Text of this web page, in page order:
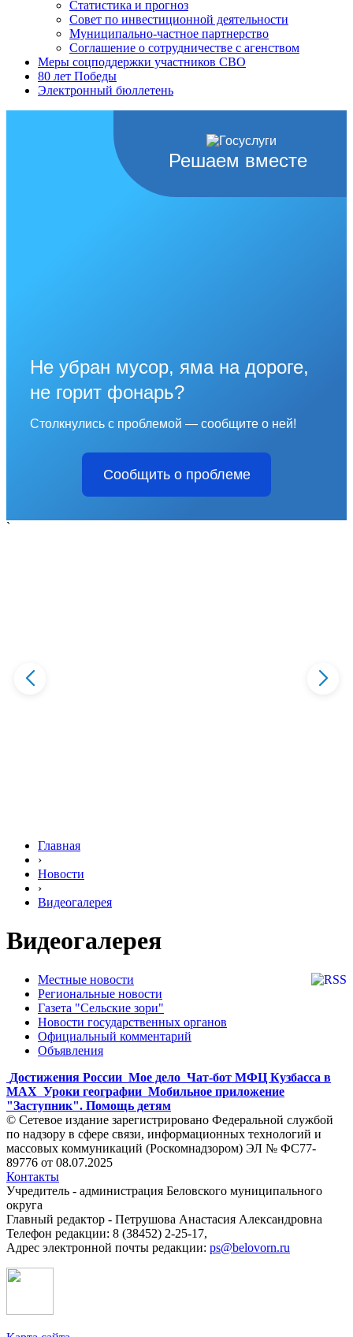
Статистика и прогноз
Совет по инвестиционной деятельности
Муниципально-частное партнерство
Соглашение о сотрудничестве с агенством
Меры соцподдержки участников СВО
80 лет Победы
Электронный бюллетень
Решаем вместе
Не убран мусор, яма на дороге,
не горит фонарь?
Столкнулись с проблемой — сообщите о ней!
Сообщить о проблеме
`
Главная
›
Новости
›
Видеогалерея
Видеогалерея
Местные новости
Региональные новости
Газета "Сельские зори"
Новости государственных органов
Официальный комментарий
Объявления
Достижения России Мое дело Чат-бот МФЦ Кузбасса в
MAX Уроки географии Мобильное приложение
"Заступник". Помощь детям
© Сетевое издание зарегистрировано Федеральной службой
по надзору в сфере связи, информационных технологий и
массовых коммуникаций (Роскомнадзором) ЭЛ № ФС77-
89776 от 08.07.2025
Контакты
Учредитель - администрация Беловского муниципального
округа
Главный редактор - Петрушова Анастасия Александровна
Телефон редакции: 8 (38452) 2-25-17,
Адрес электронной почты редакции: ps@belovorn.ru